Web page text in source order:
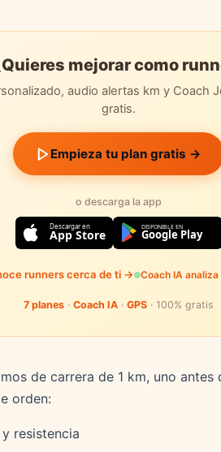
mejorar como
audio alertas km y Coach
gratis.
Empieza tu plan gratis →
o descarga la app
Descargar en
App Store
DISPONIBLE EN
Google Play
runners cerca de ti → Coach IA
7 planes · Coach IA · GPS · 100% gratis
de carrera de 1 km, uno
orden:
resistencia